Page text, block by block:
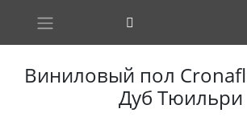
Виниловый пол
Дуб Тюильри